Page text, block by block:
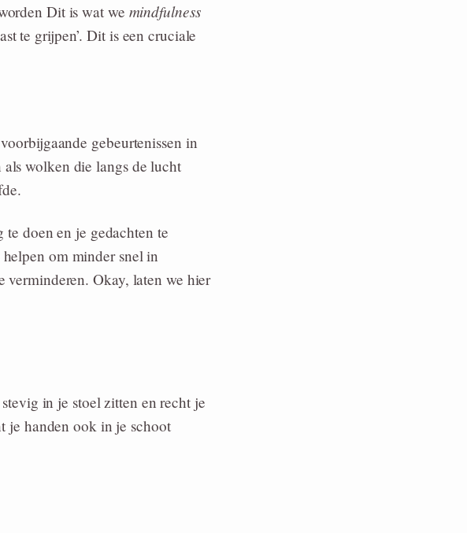
Dit is wat we mindfulness
te grijpen’. Dit is een cruciale
gebeurtenissen in
wolken die langs de lucht
doen en je gedachten te
om minder snel in
verminderen. Okay, laten we hier
in je stoel zitten en recht je
je handen ook in je schoot